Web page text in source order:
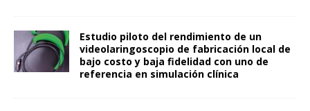
Estudio piloto del rendimiento de un
videolaringoscopio de fabricación local de
bajo costo y baja fidelidad con uno de
referencia en simulación clínica